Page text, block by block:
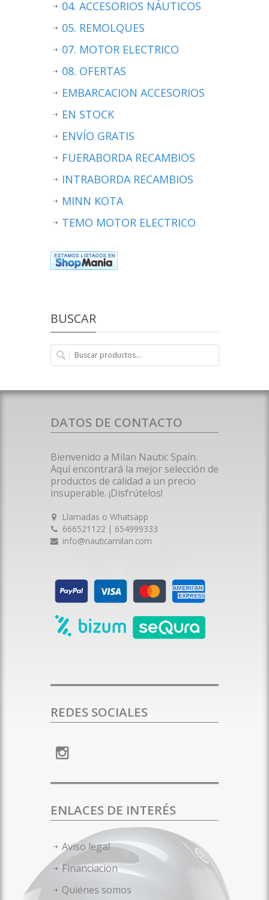
04. ACCESORIOS NÁUTICOS
05. REMOLQUES
07. MOTOR ELECTRICO
08. OFERTAS
EMBARCACION ACCESORIOS
EN STOCK
ENVÍO GRATIS
FUERABORDA RECAMBIOS
INTRABORDA RECAMBIOS
MINN KOTA
TEMO MOTOR ELECTRICO
BUSCAR
DATOS DE CONTACTO
Bienvenido a Milan Nautic Spain.
Aquí encontrará la mejor selección de
productos de calidad a un precio
insuperable. ¡Disfrútelos!
Llamadas o Whatsapp
666521122 | 654999333
info@nauticamilan.com
REDES SOCIALES
ENLACES DE INTERÉS
Aviso legal
Financiacion
Quiénes somos